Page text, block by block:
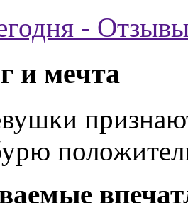
-
и мечта